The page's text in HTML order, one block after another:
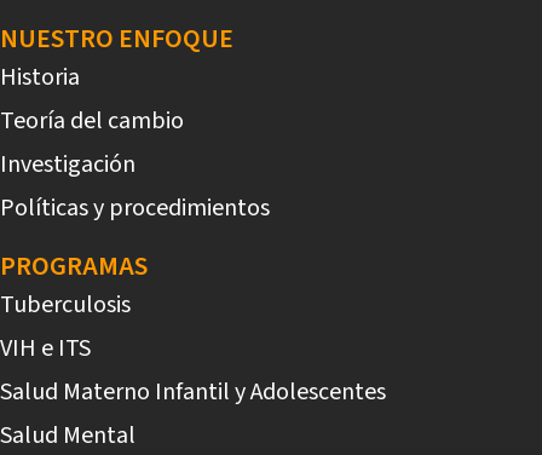
NUESTRO ENFOQUE
Historia
Teoría del cambio
Investigación
Políticas y procedimientos
PROGRAMAS
Tuberculosis
VIH e ITS
Salud Materno Infantil y Adolescentes
Salud Mental